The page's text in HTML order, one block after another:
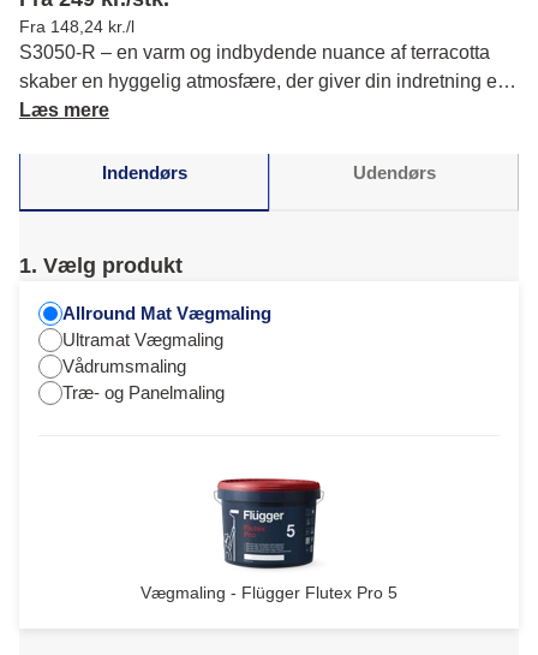
Fra 148,24 kr./l
S3050-R – en varm og indbydende nuance af terracotta
skaber en hyggelig atmosfære, der giver din indretning et
naturligt præg. Du vil opleve jordnær elegance. Læs mere
Læs mere
Indendørs Udendørs
1. Vælg produkt
Allround Mat Vægmaling
Ultramat Vægmaling
Vådrumsmaling
Træ- og Panelmaling
Vægmaling - Flügger Flutex Pro 5